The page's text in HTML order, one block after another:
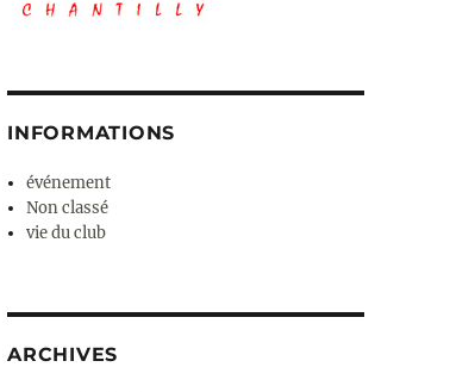
INFORMATIONS
événement
Non classé
vie du club
ARCHIVES